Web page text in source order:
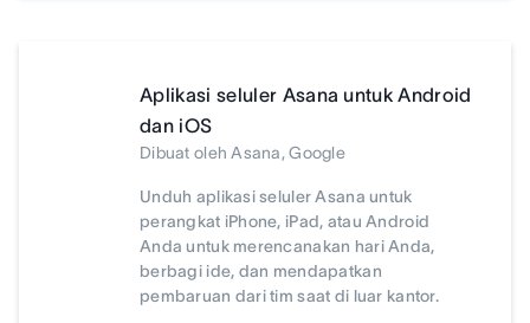
Aplikasi seluler Asana untuk Android
dan iOS
Dibuat oleh Asana, Google
Unduh aplikasi seluler Asana untuk
perangkat iPhone, iPad, atau Android
Anda untuk merencanakan hari Anda,
berbagi ide, dan mendapatkan
pembaruan dari tim saat di luar kantor.